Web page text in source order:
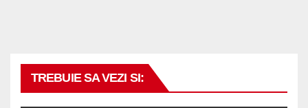
TREBUIE SA VEZI SI: